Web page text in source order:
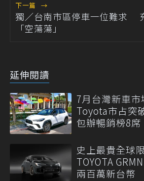
下一篇 →
獨／台南市區停車一位難求
「空蕩蕩」
延伸閱讀
7月台灣新車市
Toyota市占突
包辦暢銷榜8席
史上最貴全球
TOYOTA
兩百萬新台幣